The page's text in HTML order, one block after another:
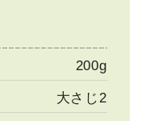
200g
大さじ2